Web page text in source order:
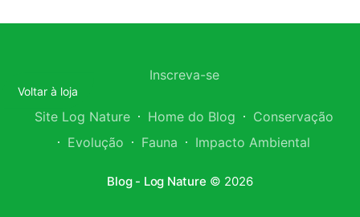
Voltar à loja
definitiva. Nos últimos anos, o comércio ilegal da
Inscreva-se
Site Log Nature Home do Blog
Conservação
Evolução
Fauna Impacto Ambiental
Blog - Log Nature © 2026